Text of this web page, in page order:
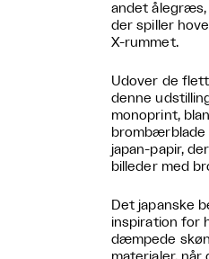
andet
der spiller
X-rummet.
Udover de
denne
monoprint,
brombærblade
japan-papir,
billeder med
Det japanske
inspiration for
dæmpede